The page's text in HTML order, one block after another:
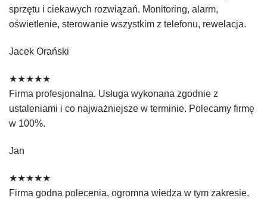
sprzętu i ciekawych rozwiązań. Monitoring, alarm,
oświetlenie, sterowanie wszystkim z telefonu, rewelacja.
Jacek Orański
★★★★★
Firma profesjonalna. Usługa wykonana zgodnie z
ustaleniami i co najważniejsze w terminie. Polecamy firmę
w 100%.
Jan
★★★★★
Firma godna polecenia, ogromna wiedza w tym zakresie.